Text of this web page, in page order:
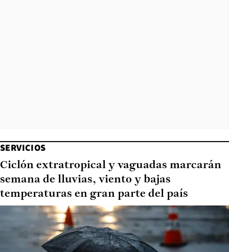
SERVICIOS
Ciclón extratropical y vaguadas marcarán
semana de lluvias, viento y bajas
temperaturas en gran parte del país